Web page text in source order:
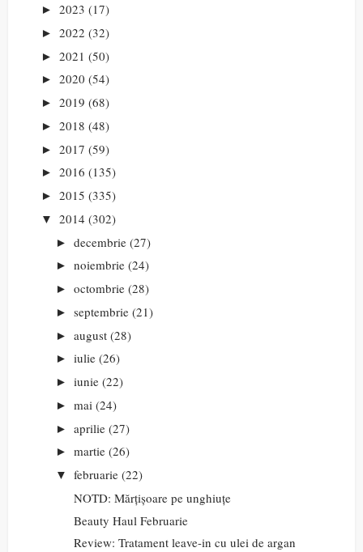
► 2023 (17)
► 2022 (32)
► 2021 (50)
► 2020 (54)
► 2019 (68)
► 2018 (48)
► 2017 (59)
► 2016 (135)
► 2015 (335)
▼ 2014 (302)
► decembrie (27)
► noiembrie (24)
► octombrie (28)
► septembrie (21)
► august (28)
► iulie (26)
► iunie (22)
► mai (24)
► aprilie (27)
► martie (26)
▼ februarie (22)
NOTD: Mărțișoare pe unghiuțe
Beauty Haul Februarie
Review: Tratament leave-in cu ulei de argan